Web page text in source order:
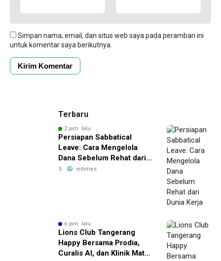
Simpan nama, email, dan situs web saya pada peramban ini
untuk komentar saya berikutnya.
Terbaru
2 jam lalu
Persiapan Sabbatical
Leave: Cara Mengelola
Dana Sebelum Rehat dari
Dunia Kerja
3 vritimes
6 jam lalu
Lions Club Tangerang
Happy Bersama Prodia,
Curalis AI, dan Klinik Mata